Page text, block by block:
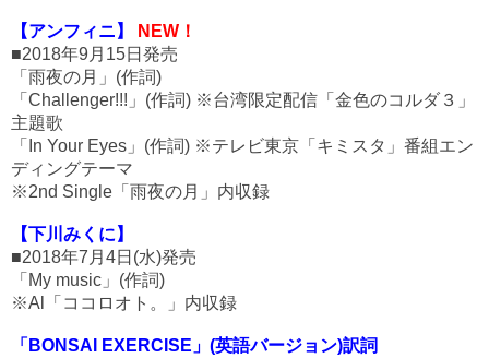
【アンフィニ】
NEW！
■2018年9月15日発売
「雨夜の月」(作詞)
「Challenger!!!」(作詞) ※台湾限定配信「金色のコルダ３」
主題歌
「In Your Eyes」(作詞) ※テレビ東京「キミスタ」番組エン
ディングテーマ
※2nd Single「雨夜の月」内収録
【下川みくに】
■2018年7月4日(水)発売
「My music」(作詞)
※Al「ココロオト。」内収録
「BONSAI EXERCISE」(英語バージョン)訳詞